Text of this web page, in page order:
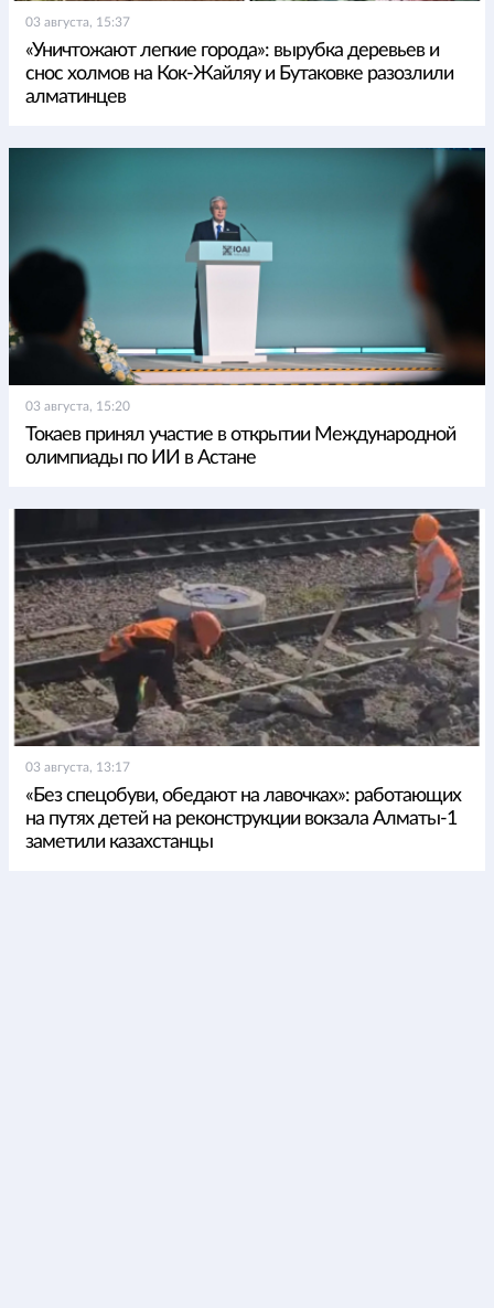
03 августа, 15:37
«Уничтожают легкие города»: вырубка деревьев и
снос холмов на Кок-Жайляу и Бутаковке разозлили
алматинцев
03 августа, 15:20
Токаев принял участие в открытии Международной
олимпиады по ИИ в Астане
03 августа, 13:17
«Без спецобуви, обедают на лавочках»: работающих
на путях детей на реконструкции вокзала Алматы-1
заметили казахстанцы